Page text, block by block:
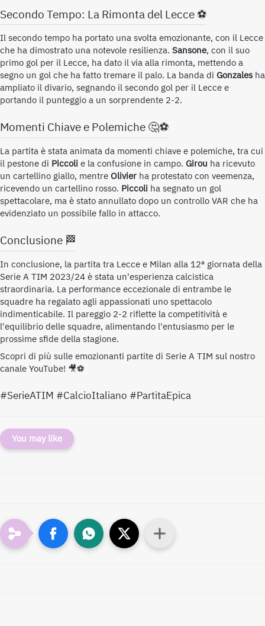
Secondo Tempo: La Rimonta del Lecce ⚽
Il secondo tempo ha portato una svolta emozionante, con il Lecce
che ha dimostrato una notevole resilienza. Sansone, con il suo
primo gol per il Lecce, ha dato il via alla rimonta, mettendo a
segno un gol che ha fatto tremare il palo. La banda di Gonzales ha
ampliato il divario, segnando il secondo gol per il Lecce e
portando il punteggio a un sorprendente 2-2.
Momenti Chiave e Polemiche 🤔⚽
La partita è stata animata da momenti chiave e polemiche, tra cui
il pestone di Piccolie la confusione in campo. Girou ha ricevuto
un cartellino giallo, mentreOlivier ha protestato con veemenza,
ricevendo un cartellino rosso. Piccoli ha segnato un gol
spettacolare, ma è stato annullato dopo un controllo VAR che ha
evidenziato un possibile fallo in attacco.
Conclusione 🏁
In conclusione, la partita tra Lecce e Milan alla 12ª giornata della
Serie A TIM 2023/24 è stata un'esperienza calcistica
straordinaria. La performance eccezionale di entrambe le
squadre ha regalato agli appassionati uno spettacolo
indimenticabile. Il pareggio 2-2 riflette la competitività e
l'equilibrio delle squadre, alimentando l'entusiasmo per le
prossime sfide della stagione.
Scopri di più sulle emozionanti partite di Serie A TIM sul nostro
canale YouTube! 🎥⚽
#SerieATIM #CalcioItaliano #PartitaEpica
You may like